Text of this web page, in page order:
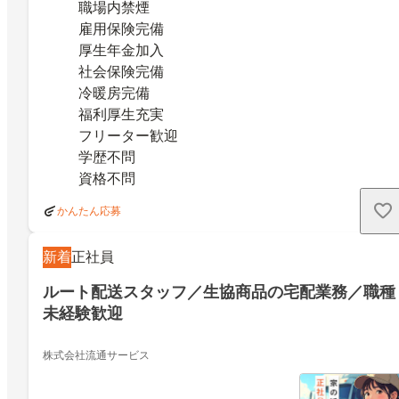
職場内禁煙
雇用保険完備
厚生年金加入
社会保険完備
冷暖房完備
福利厚生充実
フリーター歓迎
学歴不問
資格不問
かんたん応募
新着正社員
ルート配送スタッフ／生協商品の宅配業務／職種
未経験歓迎
株式会社流通サービス